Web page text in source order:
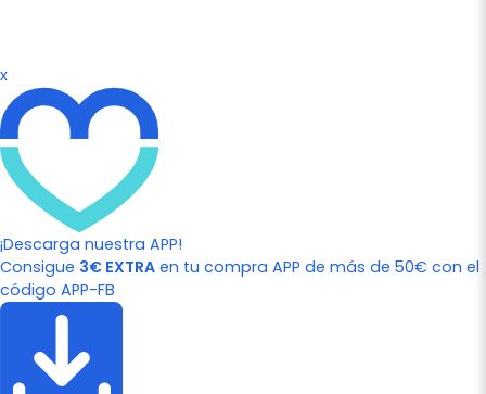
x
¡Descarga nuestra APP!
Consigue 3€ EXTRA en tu compra APP de más de 50€ con el
código APP-FB